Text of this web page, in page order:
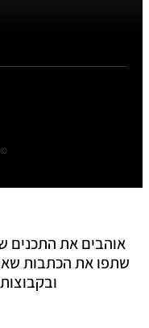
©
אוהבים את התכנים
שתפו את הכתבות